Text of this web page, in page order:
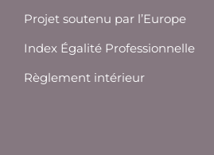
Projet soutenu par l’Europe
Index Égalité Professionnelle
Règlement intérieur